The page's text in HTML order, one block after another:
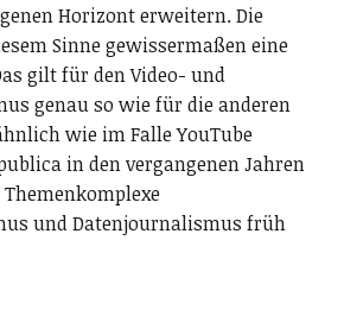
Horizont erweitern. Die
Sinne gewissermaßen eine
gilt für den Video- und
genau so wie für die anderen
wie im Falle YouTube
in den vergangenen Jahren
und Datenjournalismus früh